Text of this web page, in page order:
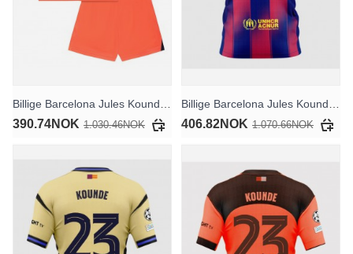
Billige Barcelona Jules Kounde #23 Tredjedraktsett Barn 2025-26 Kortermet (+ Korte bukser)
390.74NOK 1.030.46NOK
Billige Barcelona Jules Kounde #23 Hjemmedrakt 2025-26 Kortermet
406.82NOK 1.070.66NOK